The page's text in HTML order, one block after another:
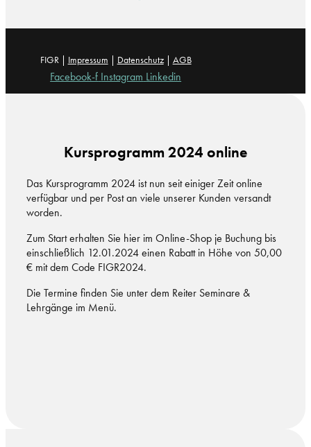
FIGR | Impressum | Datenschutz| AGB
Facebook-f Instagram Linkedin
Kursprogramm 2024 online
Das Kursprogramm 2024 ist nun seit einiger Zeit online
verfügbar und per Post an viele unserer Kunden versandt
worden.
Zum Start erhalten Sie hier im Online-Shop je Buchung bis
einschließlich 12.01.2024 einen Rabatt in Höhe von 50,00
€ mit dem Code FIGR2024.
Die Termine finden Sie unter dem Reiter Seminare &
Lehrgänge im Menü.